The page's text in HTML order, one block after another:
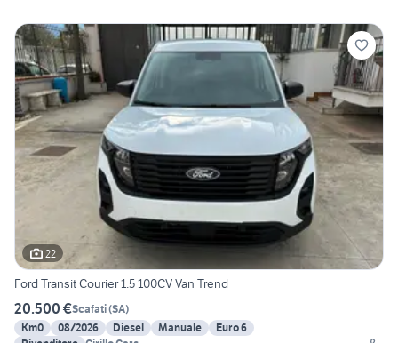
22
Ford Transit Courier 1.5 100CV Van Trend
20.500 €Scafati(SA)
Km0
08/2026 Diesel Manuale
Euro 6